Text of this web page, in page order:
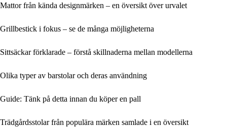
Mattor från kända designmärken – en översikt över urvalet
Grillbestick i fokus – se de många möjligheterna
Sittsäckar förklarade – förstå skillnaderna mellan modellerna
Olika typer av barstolar och deras användning
Guide: Tänk på detta innan du köper en pall
Trädgårdsstolar från populära märken samlade i en översikt